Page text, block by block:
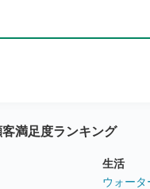
満足度ランキング
生活
ウォー